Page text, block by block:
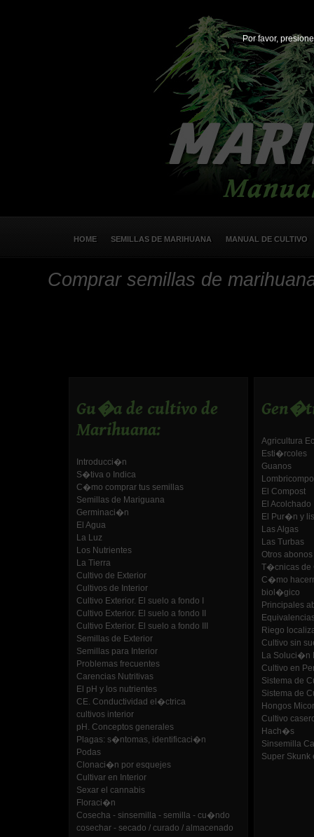
Por favor,
HOME SEMILLAS DE MARIHUANA MANUAL DE CULTIVO
Comprar semillas de
Gu�a de cultivo de
Marihuana:
Introducci�n
S�tiva o Indica
C�mo comprar tus semillas
Semillas de Mariguana
Germinaci�n
El Agua
La Luz
Los Nutrientes
La Tierra
Cultivo de Exterior
Cultivos de Interior
Cultivo Exterior. El suelo a fondo I
Cultivo Exterior. El suelo a fondo II
Cultivo Exterior. El suelo a fondo III
Semillas de Exterior
Semillas para Interior
Problemas frecuentes
Carencias Nutritivas
El pH y los nutrientes
CE. Conductividad el�ctrica
cultivos interior
pH. Conceptos generales
Plagas: s�ntomas, identificaci�n
Podas
Clonaci�n por esquejes
Cultivar en Interior
Sexar el cannabis
Floraci�n
Cosecha - sinsemilla - semilla - cu�ndo
cosechar - secado / curado / almacenado
Agricultura
Esti�rcoles
Guanos
El Compost
El Acolchado
El Pur�n y
Las Algas
Las Turbas
Otros
T�cnicas de
C�mo
biol�gico
Principales
Riego
Cultivo sin
La Soluci�n
Cultivo en
Sistema de
Sistema de
Hongos
Cultivo
Hach�s
Sinsemilla
Super Skunk